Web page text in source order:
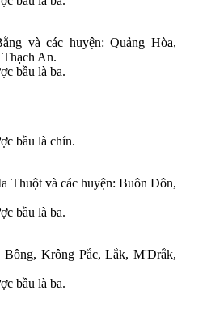
và các huyện: Quảng Hòa,
An.
bầu là ba.
bầu là chín.
Thuột và các huyện: Buôn Đôn,
bầu là ba.
Bông, Krông Pắc, Lắk, M'Drắk,
bầu là ba.